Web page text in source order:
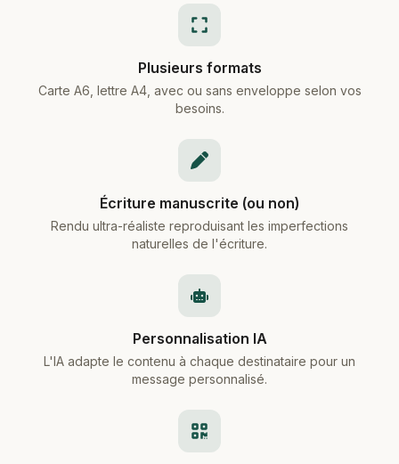
Plusieurs formats
Carte A6, lettre A4, avec ou sans enveloppe selon vos
besoins.
Écriture manuscrite (ou non)
Rendu ultra-réaliste reproduisant les imperfections
naturelles de l'écriture.
Personnalisation IA
L'IA adapte le contenu à chaque destinataire pour un
message personnalisé.